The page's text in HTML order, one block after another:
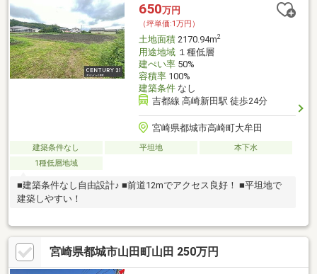
650万円
（坪単価:1万円）
土地面積2170.94m2
用途地域１種低層
建ぺい率50%
容積率100%
建築条件なし
吉都線 高崎新田駅 徒歩24分
宮崎県都城市高崎町大牟田
建築条件なし 平坦地
本下水
1種低層地域
■建築条件なし自由設計♪ ■前道12mでアクセス良好！ ■平坦地で
建築しやすい！
宮崎県都城市山田町山田 250万円